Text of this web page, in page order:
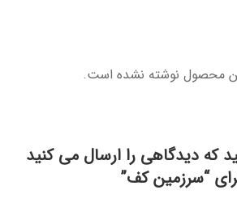
محصول نوشته نشده است.
که دیدگاهی را ارسال می کنید
“سرزمین کف”